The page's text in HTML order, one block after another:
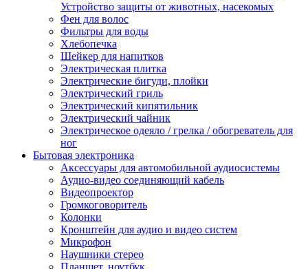
Устройство защиты от животных, насекомых
Фен для волос
Фильтры для воды
Хлебопечка
Шейкер для напитков
Электрическая плитка
Электрические бигуди, плойки
Электрический гриль
Электрический кипятильник
Электрический чайник
Электрическое одеяло / грелка / обогреватель для
ног
Бытовая электроника
Аксессуары для автомобильной аудиосистемы
Аудио-видео соединяющий кабель
Видеопроектор
Громкоговоритель
Колонки
Кронштейн для аудио и видео систем
Микрофон
Наушники стерео
Планшет, ноутбук